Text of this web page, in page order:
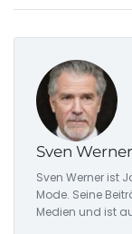
Sven Werner
Sven Werner ist
Mode. Seine
Medien und ist